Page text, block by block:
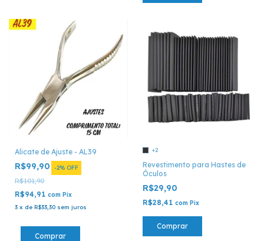
Alicate de Ajuste - AL39
R$99,90 -2% OFF
R$101,90
R$94,91 com Pix
3 x de R$33,30 sem juros
+2
Revestimento para Hastes de
Óculos
R$29,90
R$28,41 com Pix
Comprar